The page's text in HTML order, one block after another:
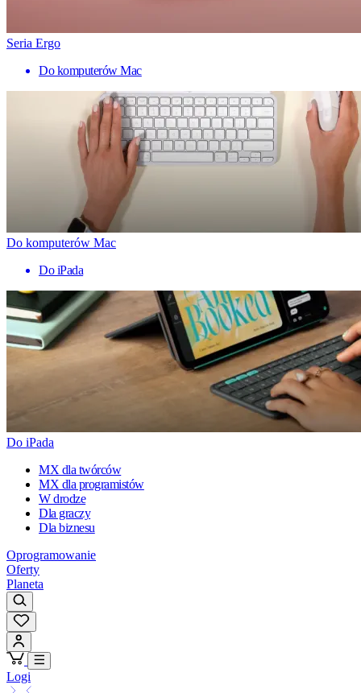
Seria Ergo
Do komputerów Mac
Do komputerów Mac
Do iPada
Do iPada
MX dla twórców
MX dla programistów
W drodze
Dla graczy
Dla biznesu
Oprogramowanie
Oferty
Planeta
Logi